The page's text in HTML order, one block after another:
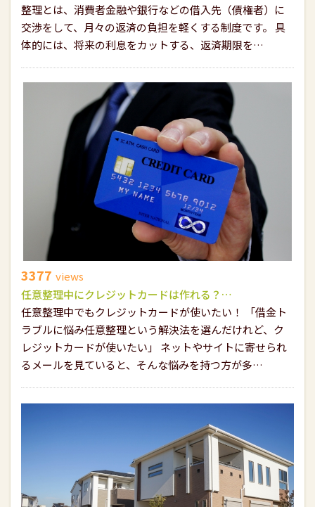
整理とは、消費者金融や銀行などの借入先（債権者）に
交渉をして、月々の返済の負担を軽くする制度です。 具
体的には、将来の利息をカットする、返済期限を…
3377 views
任意整理中にクレジットカードは作れる？…
任意整理中でもクレジットカードが使いたい！ 「借金ト
ラブルに悩み任意整理という解決法を選んだけれど、ク
レジットカードが使いたい」 ネットやサイトに寄せられ
るメールを見ていると、そんな悩みを持つ方が多…